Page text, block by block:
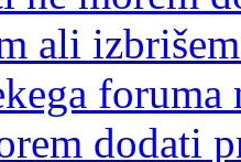
ali
foruma
dodati